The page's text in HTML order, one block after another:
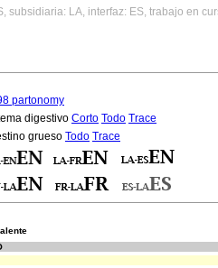
subsidiaria: LA, interfaz: ES, trabajo en
partonomy
digestivo Corto Todo Trace
grueso Todo Trace